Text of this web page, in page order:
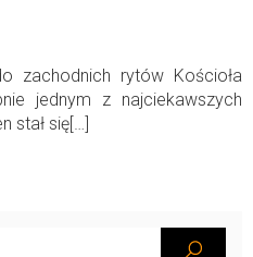
zachodnich rytów Kościoła
jednym z najciekawszych
stał się[…]